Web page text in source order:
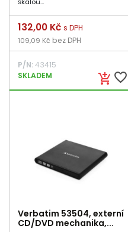
škálou...
add_shopping_cart favorite_border
Cena
132,00 Kč s DPH
109,09 Kč bez DPH
P/N:43415
SKLADEM
Verbatim 53504, externí
CD/DVD mechanika,...